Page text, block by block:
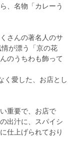
、名物「カレーう
さんの著名人のサ
が漂う「京の花
のうちわも飾って
愛した、お店とし
重要で、お店で
出汁に、スパイシ
仕上げられており